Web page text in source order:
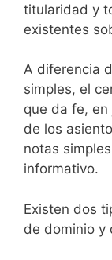
titularidad y
existentes
A diferencia
simples, el
que da fe,
de los
notas
informativo.
Existen dos
de dominio y